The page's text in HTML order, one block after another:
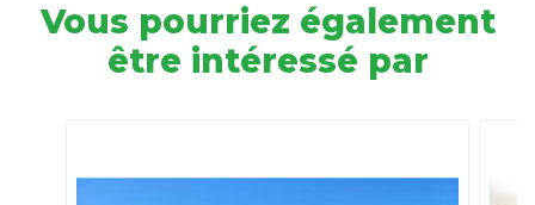
Vous pourriez également
être intéressé par